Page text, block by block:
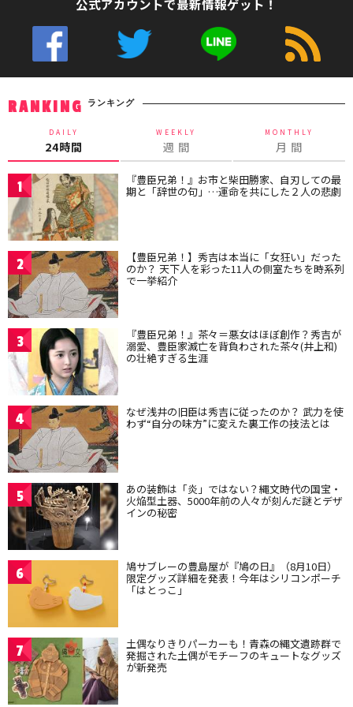
公式アカウントで最新情報ゲット！
RANKING ランキング
DAILY
24時間
WEEKLY
週 間
MONTHLY
月 間
1 『豊臣兄弟！』お市と柴田勝家、自刃しての最
期と「辞世の句」…運命を共にした２人の悲劇
2 【豊臣兄弟！】秀吉は本当に「女狂い」だった
のか？ 天下人を彩った11人の側室たちを時系列
で一挙紹介
3 『豊臣兄弟！』茶々＝悪女はほぼ創作？秀吉が
溺愛、豊臣家滅亡を背負わされた茶々(井上和)
の壮絶すぎる生涯
4 なぜ浅井の旧臣は秀吉に従ったのか？ 武力を使
わず“自分の味方”に変えた裏工作の技法とは
5 あの装飾は「炎」ではない？縄文時代の国宝・
火焔型土器、5000年前の人々が刻んだ謎とデザ
インの秘密
6 鳩サブレーの豊島屋が『鳩の日』（8月10日）
限定グッズ詳細を発表！今年はシリコンポーチ
「はとっこ」
7 土偶なりきりパーカーも！青森の縄文遺跡群で
発掘された土偶がモチーフのキュートなグッズ
が新発売